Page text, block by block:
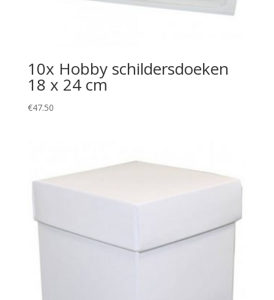
10x Hobby schildersdoeken
18 x 24 cm
€47.50